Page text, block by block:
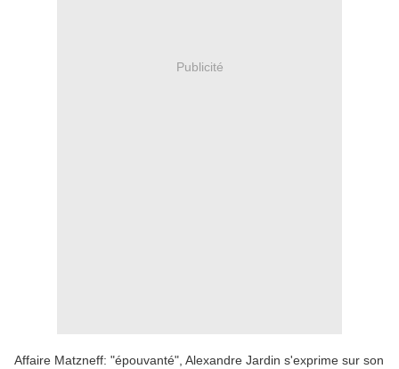
Publicité
Affaire Matzneff: "épouvanté", Alexandre Jardin s'exprime sur son